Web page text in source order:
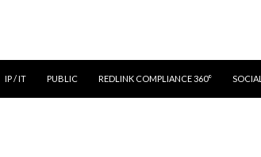
IP / IT PUBLIC REDLINK COMPLIANCE 360° SOCIAL